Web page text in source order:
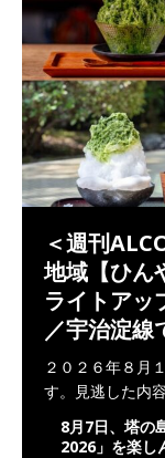
＜週刊
地域【ひん
ライトアッ
／宇治淀線
２０２６年８月
す。見逃した内
8月7日、塔の
2026」を楽し